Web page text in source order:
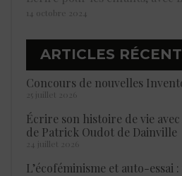
14 octobre 2024
ARTICLES
Concours de nouvelles
25 juillet 2026
Écrire son histoire de vie
de Patrick Oudot de Dainville
24 juillet 2026
L’écoféminisme et auto-essai